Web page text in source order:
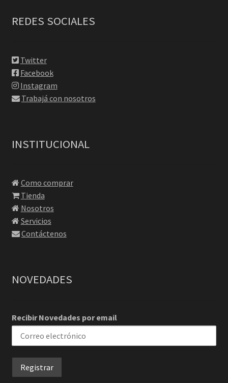
REDES SOCIALES
Twitter
Facebook
Instagram
Trabajá con nosotros
INSTITUCIONAL
Como comprar
Tienda
Nosotros
Servicios
Contáctenos
NOVEDADES
Recibir Novedades por email